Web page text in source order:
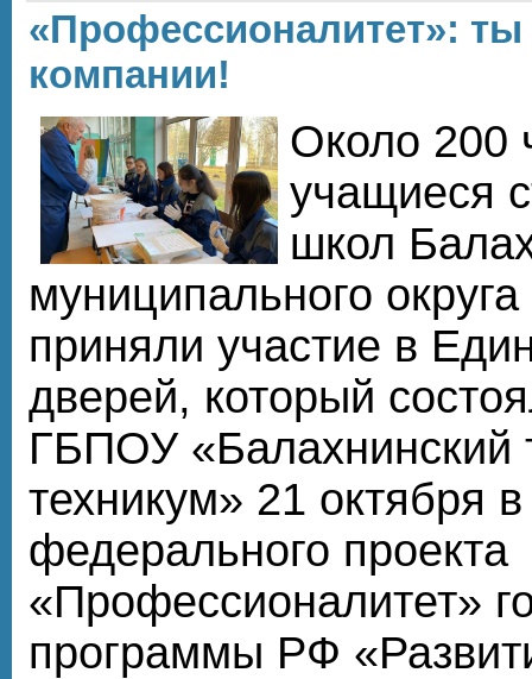
«Профессионалитет»:
компании!
Около 200
учащиеся
школ
муниципального
приняли участие в
дверей, который
ГБПОУ «Балахнинский
техникум» 21 октября
федерального проекта
«Профессионалитет»
программы РФ